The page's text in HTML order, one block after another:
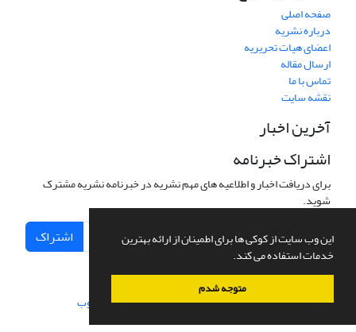
این وب سایت از کوکی ها برای اطمینان از ارائه بهترین
خدمات استفاده می کند.
متوجه شدم
صفحه اصلی
درباره نشریه
اعضای هیات تحریریه
ارسال مقاله
تماس با ما
نقشه سایت
آخرین اخبار
اشتراک خبرنامه
برای دریافت اخبار و اطلاعیه های مهم نشریه در خبرنامه نشریه مشترک
شوید.
اشتراک
سامانه مدیریت نشریات علمی.طراحی و پیاده سازی از سیناوب